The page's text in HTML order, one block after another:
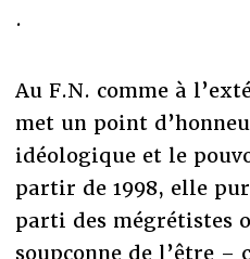
.
Au F.N. comme à
met un point
idéologique et le
partir de 1998, elle
parti des mégrétistes
soupçonne de l’être –